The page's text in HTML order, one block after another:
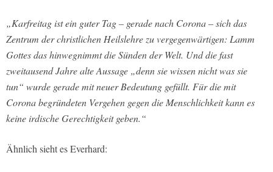
„Karfreitag ist ein guter Tag – gerade nach Corona – sich das
Zentrum der christlichen Heilslehre zu vergegenwärtigen: Lamm
Gottes das hinwegnimmt die Sünden der Welt. Und die fast
zweitausend Jahre alte Aussage „denn sie wissen nicht was sie
tun“ wurde gerade mit neuer Bedeutung gefüllt. Für die mit
Corona begründeten Vergehen gegen die Menschlichkeit kann es
keine irdische Gerechtigkeit geben.“
Ähnlich sieht es Everhard: